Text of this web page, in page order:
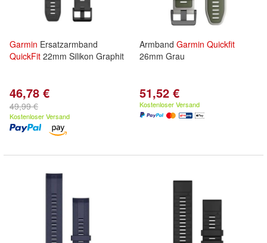
Garmin Ersatzarmband
QuickFit 22mm Silikon Graphit
46,78 €
49,99 €
Kostenloser Versand
Armband Garmin Quickfit
26mm Grau
51,52 €
Kostenloser Versand